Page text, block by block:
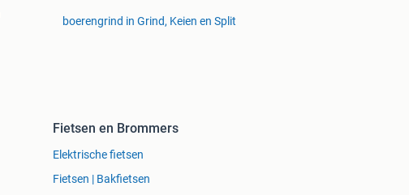
boerengrind in Grind, Keien en Split
Fietsen en Brommers
Elektrische fietsen
Fietsen | Bakfietsen